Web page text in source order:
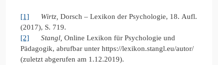
[1] Wirtz, Dorsch – Lexikon der Psychologie, 18. Aufl.
(2017), S. 719.
[2]
Stangl, Online Lexikon für Psychologie und
Pädagogik, abrufbar unter https://lexikon.stangl.eu/autor/
(zuletzt abgerufen am 1.12.2019).